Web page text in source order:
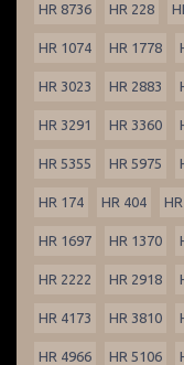
HR 8736 HR 228
HR 1074 HR 1778
HR 3023 HR 2883
HR 3291 HR 3360
HR 5355 HR 5975
HR 174 HR 404
HR 1697 HR 1370
HR 2222 HR 2918
HR 4173 HR 3810
HR 4966 HR 5106